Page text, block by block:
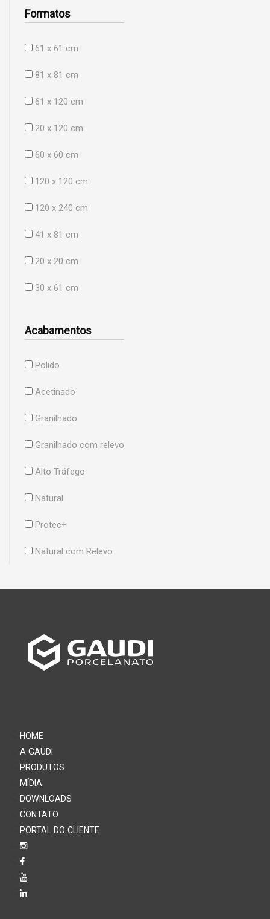
Formatos
61 x 61 cm
81 x 81 cm
61 x 120 cm
20 x 120 cm
60 x 60 cm
120 x 120 cm
120 x 240 cm
41 x 81 cm
20 x 20 cm
30 x 61 cm
Acabamentos
Polido
Acetinado
Granilhado
Granilhado com relevo
Alto Tráfego
Natural
Protec+
Natural com Relevo
HOME
A GAUDI
PRODUTOS
MÍDIA
DOWNLOADS
CONTATO
PORTAL DO CLIENTE